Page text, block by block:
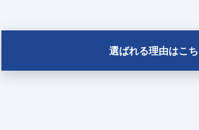
選ばれる理由はこ